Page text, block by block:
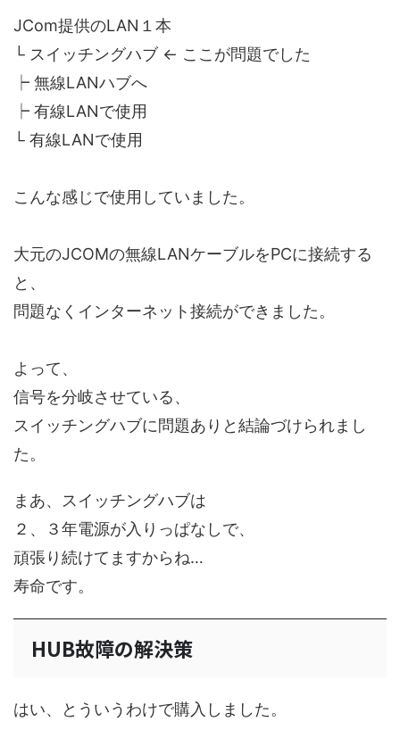
JCom提供のLAN１本
└ スイッチングハブ ← ここが問題でした
┝ 無線LANハブへ
┝ 有線LANで使用
└ 有線LANで使用
こんな感じで使用していました。
大元のJCOMの無線LANケーブルをPCに接続する
と、
問題なくインターネット接続ができました。
よって、
信号を分岐させている、
スイッチングハブに問題ありと結論づけられまし
た。
まあ、スイッチングハブは
２、３年電源が入りっぱなしで、
頑張り続けてますからね…
寿命です。
HUB故障の解決策
はい、とういうわけで購入しました。